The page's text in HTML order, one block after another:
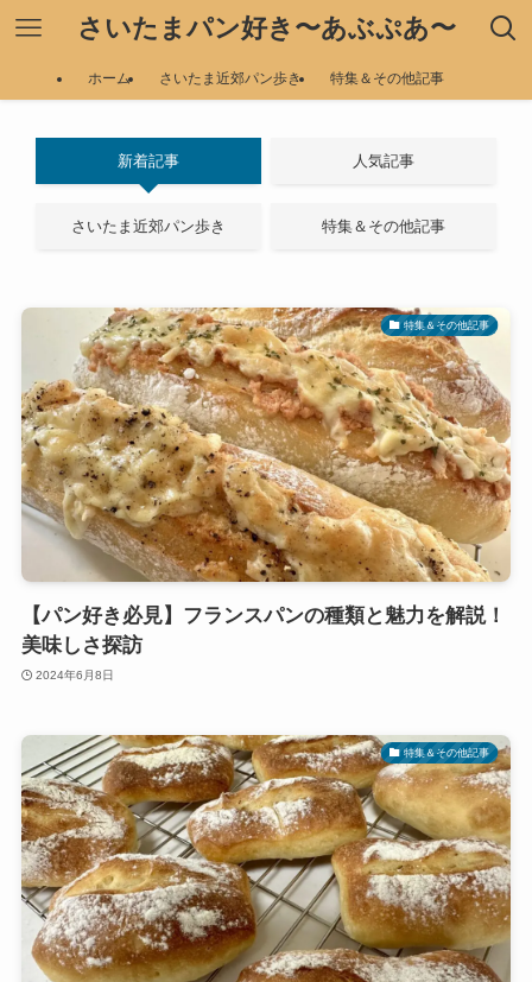
さいたまパン好き〜あぶぷあ〜
ホーム さいたま近郊パン歩き 特集＆その他記事
新着記事 人気記事
さいたま近郊パン歩き 特集＆その他記事
特集＆その他記事
【パン好き必見】フランスパンの種類と魅力を解説！
美味しさ探訪
2024年6月8日
特集＆その他記事